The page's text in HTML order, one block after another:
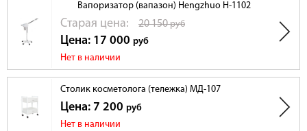
Вапоризатор (вапазон) Hengzhuo H-1102
Cтарая цена: 20 150руб
Цена: 17 000 руб
Нет в наличии
Столик косметолога (тележка) МД-107
Цена: 7 200 руб
Нет в наличии